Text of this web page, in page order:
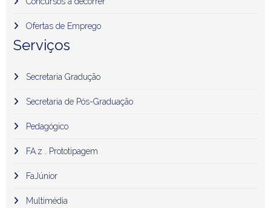
Ofertas de Emprego
Serviços
Secretaria Gradução
Secretaria de Pós-Graduação
Pedagógico
FA.z . Prototipagem
FaJúnior
Multimédia